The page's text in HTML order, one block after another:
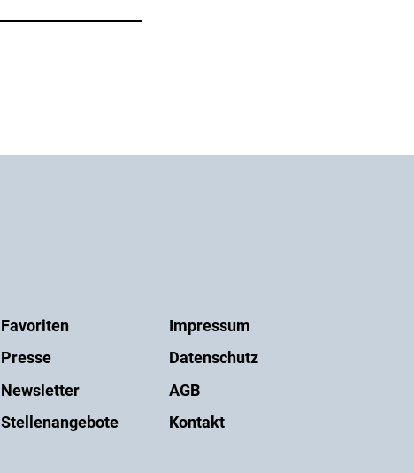
Favoriten
Presse
Newsletter
Stellenangebote
Impressum
Datenschutz
AGB
Kontakt